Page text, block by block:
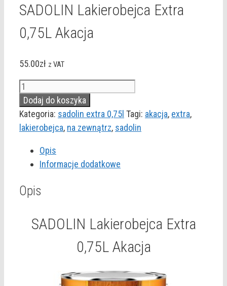
SADOLIN Lakierobejca Extra
0,75L Akacja
55.00zł z VAT
ilość
SADOLIN
Lakierobejca
Extra
Akacja
Dodaj do koszyka
Kategoria: sadolin extra 0,75l Tagi: akacja, extra,
lakierobejca, na zewnątrz, sadolin
Opis
Informacje dodatkowe
Opis
SADOLIN Lakierobejca Extra
0,75L Akacja